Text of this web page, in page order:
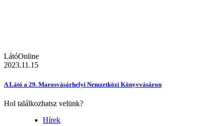
LátóOnline
2023.11.15
A Látó a 29. Marosvásárhelyi Nemzetközi Könyvvásáron
Hol találkozhatsz velünk?
Hírek